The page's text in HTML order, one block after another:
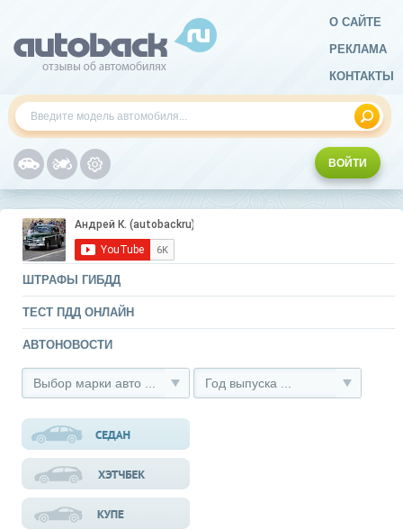
О САЙТЕ
РЕКЛАМА
КОНТАКТЫ
ВОЙТИ
ШТРАФЫ ГИБДД
ТЕСТ ПДД ОНЛАЙН
АВТОНОВОСТИ
Выбор марки авто ... Год выпуска ...